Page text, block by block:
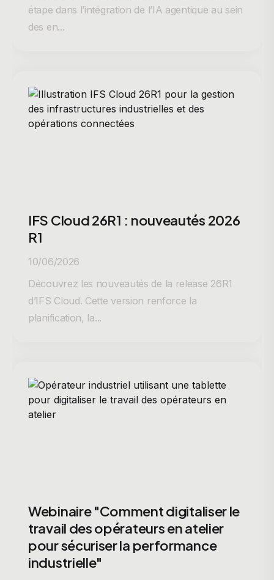
étape dans l’intégration de l’IA agentique au sein
des en...
IFS Cloud 26R1 : nouveautés 2026
R1
10/06/2026
Découvrez les nouveautés de la release 26R1
d’IFS Cloud. Cette version renforce la
planification, la...
Webinaire "Comment digitaliser le
travail des opérateurs en atelier
pour sécuriser la performance
industrielle"